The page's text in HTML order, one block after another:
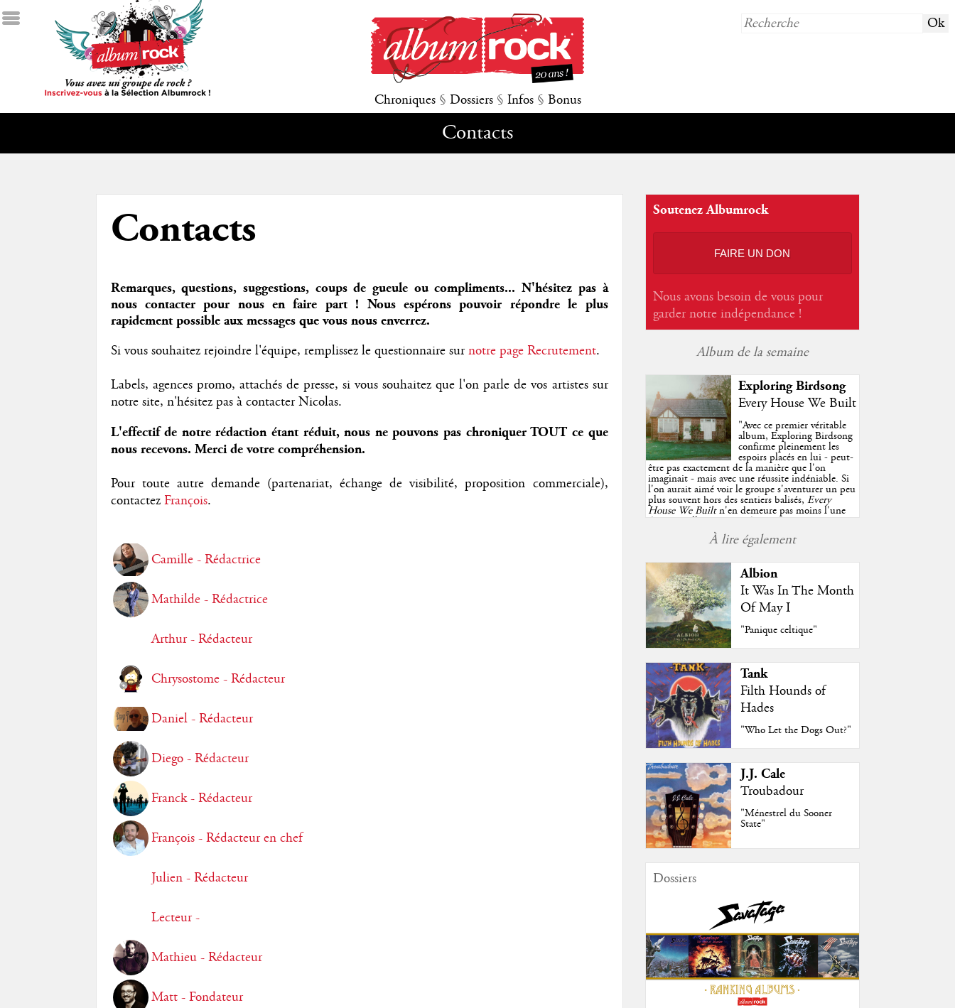
Chroniques § Dossiers § Infos § Bonus
Contacts
Contacts
Remarques, questions, suggestions, coups de gueule ou compliments... N'hésitez pas à
nous contacter pour nous en faire part ! Nous espérons pouvoir répondre le plus
rapidement possible aux messages que vous nous enverrez.
Si vous souhaitez rejoindre l'équipe, remplissez le questionnaire surnotre page Recrutement.
Labels, agences promo, attachés de presse, si vous souhaitez que l'on parle de vos artistes sur
notre site, n'hésitez pas à contacter Nicolas.
L'effectif de notre rédaction étant réduit, nous ne pouvons pas chroniquer TOUT ce que
nous recevons. Merci de votre compréhension.
Pour toute autre demande (partenariat, échange de visibilité, proposition commerciale),
contactez François.
Camille - Rédactrice
Mathilde - Rédactrice
Arthur - Rédacteur
Chrysostome - Rédacteur
Daniel - Rédacteur
Diego - Rédacteur
Franck - Rédacteur
François - Rédacteur en chef
Julien - Rédacteur
Lecteur -
Mathieu - Rédacteur
Matt - Fondateur
Soutenez Albumrock
FAIRE UN DON
Nous avons besoin de vous pour
garder notre indépendance !
Album de la semaine
Exploring Birdsong
Every House We Built
"Avec ce premier véritable
album, Exploring Birdsong
confirme pleinement les
espoirs placés en lui - peut-
être pas exactement de la manière que l'on
imaginait - mais avec une réussite indéniable. Si
l'on aurait aimé voir le groupe s'aventurer un peu
plus souvent hors des sentiers balisés,Every
House We Builtn'en demeure pas moins l'une
des très belles surprises de cette année, porté par
plusieurs morceaux qui trouveront sans difficulté
une place de choix dans vos playlists estivales.
À lire également
Albion
It Was In The Month
Of May I
"Panique celtique"
Tank
Filth Hounds of
Hades
"Who Let the Dogs Out?"
J.J. Cale
Troubadour
"Ménestrel du Sooner
State"
Dossiers